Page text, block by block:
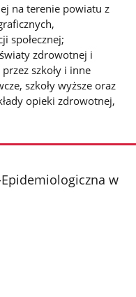
na terenie powiatu z
społecznej;
zdrowotnej i
szkoły i inne
szkoły wyższe oraz
opieki zdrowotnej,
w